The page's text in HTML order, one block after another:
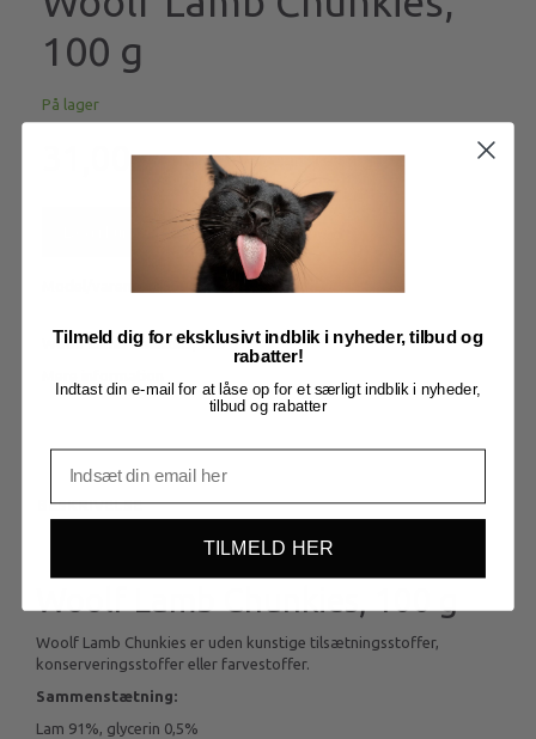
100 g
På lager
31,00
q550471-1024
Woolf Lamb Chunkies, 100 g
BESKRIVELSE
Woolf Lamb Chunkies, 100 g
Woolf Lamb Chunkies er uden kunstige tilsætningsstoffer,
konserveringsstoffer eller farvestoffer.
Sammenstætning:
Lam 91%, glycerin 0,5%
Tilmeld dig for eksklusivt indblik i nyheder, tilbud og
rabatter!
Indtast din e-mail for at låse op for et særligt indblik i nyheder,
tilbud og rabatter
TILMELD HER